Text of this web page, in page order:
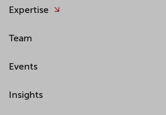
Expertise
Team
Events
Insights